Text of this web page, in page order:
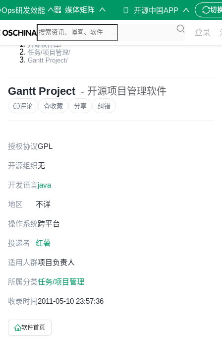
研发效能 媒体矩阵 开源中国APP 切
登录
开源软件库/
任务/项目管理/
Gantt Project/
Gantt Project - 开源项目管理软件
评论 收藏 分享 纠错
授权协议GPL
开源组织无
开发语言java
地区 不详
操作系统跨平台
投递者 红薯
适用人群项目负责人
所属分类任务/项目管理
收录时间2011-05-10 23:57:36
软件首页